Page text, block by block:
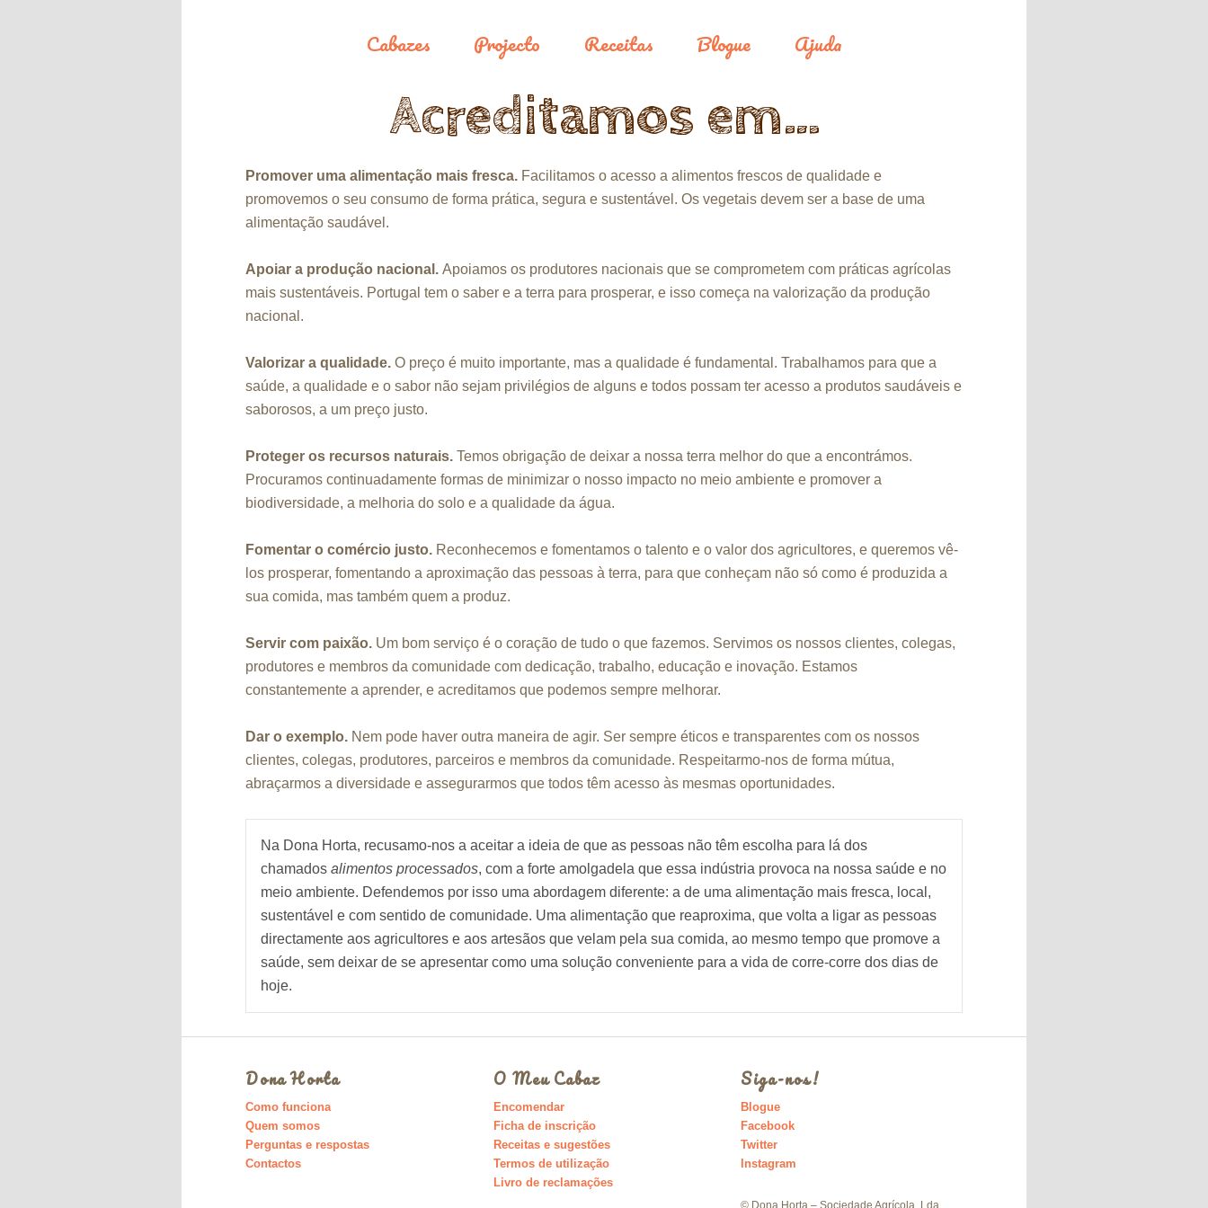
Saltar para o conteúdo primário
Saltar para o conteúdo secundário
Cabazes Projecto Receitas Blogue Ajuda
Acreditamos em…
Promover uma alimentação mais fresca. Facilitamos o acesso a alimentos frescos de qualidade e
promovemos o seu consumo de forma prática, segura e sustentável. Os vegetais devem ser a base de uma
alimentação saudável.
Apoiar a produção nacional.Apoiamos os produtores nacionais que se comprometem com práticas agrícolas
mais sustentáveis. Portugal tem o saber e a terra para prosperar, e isso começa na valorização da produção
nacional.
Valorizar a qualidade. O preço é muito importante, mas a qualidade é fundamental. Trabalhamos para que a
saúde, a qualidade e o sabor não sejam privilégios de alguns e todos possam ter acesso a produtos saudáveis e
saborosos, a um preço justo.
Proteger os recursos naturais. Temos obrigação de deixar a nossa terra melhor do que a encontrámos.
Procuramos continuadamente formas de minimizar o nosso impacto no meio ambiente e promover a
biodiversidade, a melhoria do solo e a qualidade da água.
Fomentar o comércio justo. Reconhecemos e fomentamos o talento e o valor dos agricultores, e queremos vê-
los prosperar, fomentando a aproximação das pessoas à terra, para que conheçam não só como é produzida a
sua comida, mas também quem a produz.
Servir com paixão. Um bom serviço é o coração de tudo o que fazemos. Servimos os nossos clientes, colegas,
produtores e membros da comunidade com dedicação, trabalho, educação e inovação. Estamos
constantemente a aprender, e acreditamos que podemos sempre melhorar.
Dar o exemplo. Nem pode haver outra maneira de agir. Ser sempre éticos e transparentes com os nossos
clientes, colegas, produtores, parceiros e membros da comunidade. Respeitarmo-nos de forma mútua,
abraçarmos a diversidade e assegurarmos que todos têm acesso às mesmas oportunidades.
Na Dona Horta, recusamo-nos a aceitar a ideia de que as pessoas não têm escolha para lá dos
chamadosalimentos processados, com a forte amolgadela que essa indústria provoca na nossa saúde e no
meio ambiente. Defendemos por isso uma abordagem diferente: a de uma alimentação mais fresca, local,
sustentável e com sentido de comunidade. Uma alimentação que reaproxima, que volta a ligar as pessoas
directamente aos agricultores e aos artesãos que velam pela sua comida, ao mesmo tempo que promove a
saúde, sem deixar de se apresentar como uma solução conveniente para a vida de corre-corre dos dias de
hoje.
Dona Horta
Como funciona
Quem somos
Perguntas e respostas
Contactos
O Meu Cabaz
Encomendar
Ficha de inscrição
Receitas e sugestões
Termos de utilização
Livro de reclamações
Siga-nos!
Blogue
Facebook
Twitter
Instagram
© Dona Horta – Sociedade Agrícola, Lda